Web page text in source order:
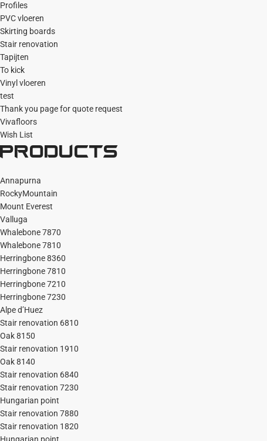
Profiles
PVC vloeren
Skirting boards
Stair renovation
Tapijten
To kick
Vinyl vloeren
test
Thank you page for quote request
Vivafloors
Wish List
Products
Annapurna
RockyMountain
Mount Everest
Valluga
Whalebone 7870
Whalebone 7810
Herringbone 8360
Herringbone 7810
Herringbone 7210
Herringbone 7230
Alpe d’Huez
Stair renovation 6810
Oak 8150
Stair renovation 1910
Oak 8140
Stair renovation 6840
Stair renovation 7230
Hungarian point
Stair renovation 7880
Stair renovation 1820